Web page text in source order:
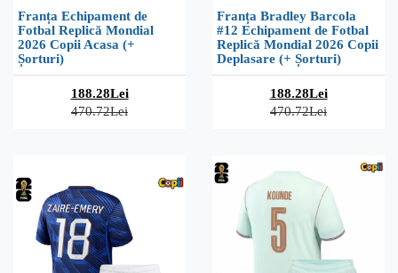
Franța Echipament de
Fotbal Replică Mondial
2026 Copii Acasa (+
Șorturi)
188.28Lei
470.72Lei
Franța Bradley Barcola
#12 Echipament de Fotbal
Replică Mondial 2026 Copii
Deplasare (+ Șorturi)
188.28Lei
470.72Lei